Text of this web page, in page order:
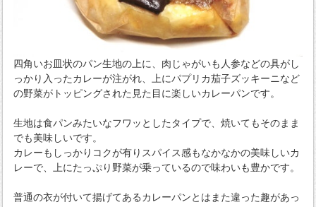
四角いお皿状のパン生地の上に、肉じゃがいも人参などの具がし
っかり入ったカレーが注がれ、上にパプリカ茄子ズッキーニなど
の野菜がトッピングされた見た目に楽しいカレーパンです。
生地は食パンみたいなフワッとしたタイプで、焼いてもそのまま
でも美味しいです。
カレーもしっかりコクが有りスパイス感もなかなかの美味しいカ
レーで、上にたっぷり野菜が乗っているので味わいも豊かです。
普通の衣が付いて揚げてあるカレーパンとはまた違った趣があっ